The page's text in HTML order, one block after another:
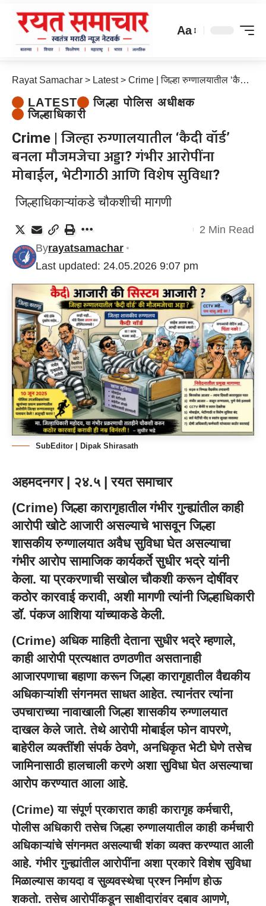
Aa
Rayat Samachar > Latest> Crime | जिल्हा रुग्णालयातील ‘कैदी वॉर्ड’ बनला मौजमजेचा अड्डा? गंभीर आरोपींना मोबाईल, भेटीगाठी आणि विशेष सुविधा?
LATEST
जिल्हा पोलिस अधीक्षक
जिल्हाधिकारी
Crime | जिल्हा रुग्णालयातील ‘कैदी वॉर्ड’
बनला मौजमजेचा अड्डा? गंभीर आरोपींना
मोबाईल, भेटीगाठी आणि विशेष सुविधा?
जिल्हाधिकाऱ्यांकडे चौकशीची मागणी
Last updated: 24.05.2026 9:07 pm
Byrayatsamachar
2 Min Read
SubEditor | Dipak Shirasath
अहमदनगर | २४.५ | रयत समाचार
(Crime) जिल्हा कारागृहातील गंभीर गुन्ह्यांतील काही
आरोपी खोटे आजारी असल्याचे भासवून जिल्हा
शासकीय रुग्णालयात अवैध सुविधा घेत असल्याचा
गंभीर आरोप सामाजिक कार्यकर्ते सुधीर भद्रे यांनी
केला. या प्रकरणाची सखोल चौकशी करून दोषींवर
कठोर कारवाई करावी, अशी मागणी त्यांनी जिल्हाधिकारी
डॉ. पंकज आशिया यांच्याकडे केली.
(Crime) अधिक माहिती देताना सुधीर भद्रे म्हणाले,
काही आरोपी प्रत्यक्षात ठणठणीत असतानाही
आजारपणाचा बहाणा करून जिल्हा कारागृहातील वैद्यकीय
अधिकाऱ्यांशी संगनमत साधत आहेत. त्यानंतर त्यांना
उपचाराच्या नावाखाली जिल्हा शासकीय रुग्णालयात
दाखल केले जाते. तेथे आरोपी मोबाईल फोन वापरणे,
बाहेरील व्यक्तींशी संपर्क ठेवणे, अनधिकृत भेटी घेणे तसेच
जामिनासाठी हालचाली करणे अशा सुविधा घेत असल्याचा
आरोप करण्यात आला आहे.
(Crime) या संपूर्ण प्रकारात काही कारागृह कर्मचारी,
पोलीस अधिकारी तसेच जिल्हा रुग्णालयातील काही कर्मचारी
अधिकाऱ्यांचे संगनमत असल्याची शंका व्यक्त करण्यात आली
आहे. गंभीर गुन्ह्यांतील आरोपींना अशा प्रकारे विशेष सुविधा
मिळाल्यास कायदा व सुव्यवस्थेचा प्रश्न निर्माण होऊ
शकतो. तसेच आरोपींकडून साक्षीदारांवर दबाव आणणे,